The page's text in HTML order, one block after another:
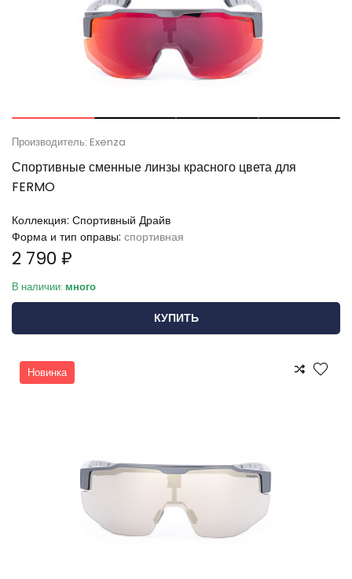
Производитель: Exenza
Спортивные сменные линзы красного цвета для
FERMO
Коллекция: Спортивный Драйв
Форма и тип оправы: спортивная
2 790 ₽
В наличии: много
КУПИТЬ
Новинка